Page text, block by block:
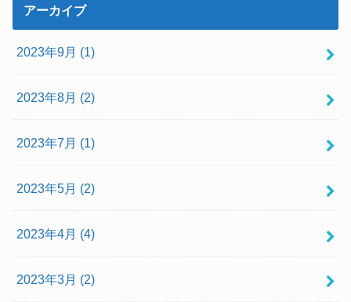
アーカイブ
2023年9月 (1)
2023年8月 (2)
2023年7月 (1)
2023年5月 (2)
2023年4月 (4)
2023年3月 (2)